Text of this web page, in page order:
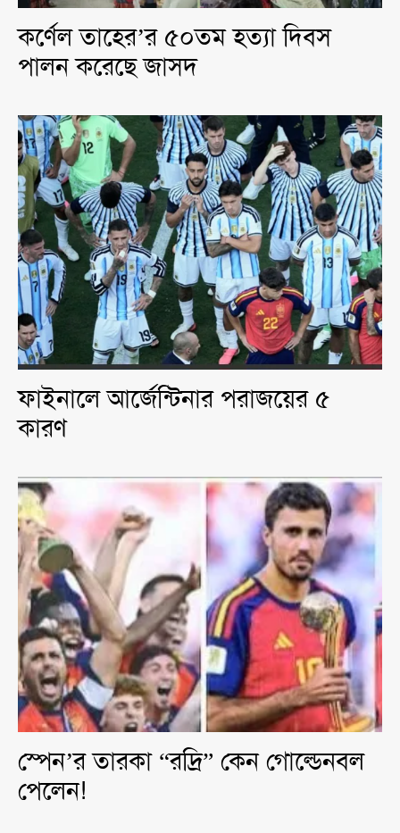
কর্ণেল তাহের’র ৫০তম হত্যা দিবস
পালন করেছে জাসদ
ফাইনালে আর্জেন্টিনার পরাজয়ের ৫
কারণ
স্পেন’র তারকা “রদ্রি” কেন গোল্ডেনবল
পেলেন!